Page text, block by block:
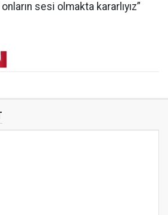
sesi olmakta kararlıyız”